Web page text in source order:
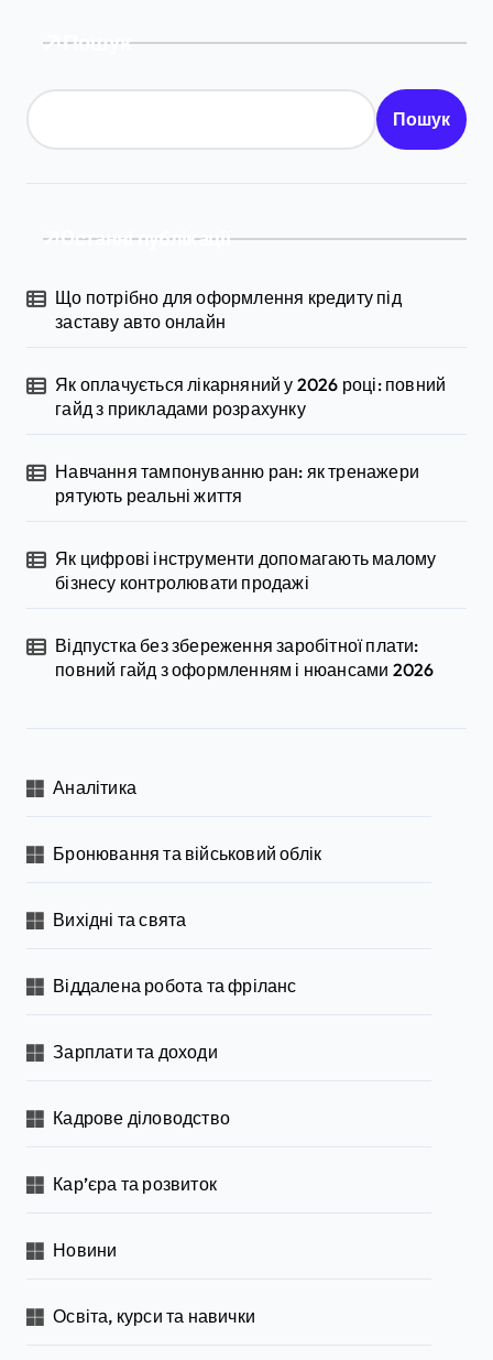
Пошук
Пошук
Останні публікації
Що потрібно для оформлення кредиту під
заставу авто онлайн
Як оплачується лікарняний у 2026 році: повний
гайд з прикладами розрахунку
Навчання тампонуванню ран: як тренажери
рятують реальні життя
Як цифрові інструменти допомагають малому
бізнесу контролювати продажі
Відпустка без збереження заробітної плати:
повний гайд з оформленням і нюансами 2026
Аналітика
Бронювання та військовий облік
Вихідні та свята
Віддалена робота та фріланс
Зарплати та доходи
Кадрове діловодство
Кар’єра та розвиток
Новини
Освіта, курси та навички